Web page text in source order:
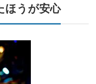
ほうが安心